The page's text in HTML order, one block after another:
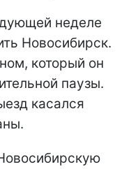
неделе
Новосибирск.
который он
паузы.
касался